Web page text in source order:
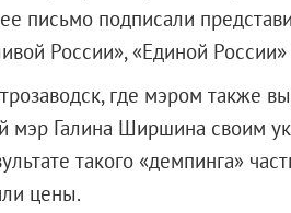
письмо подписали
России», «Единой
где мэром также
мэр Галина Ширшина своим
такого «демпинга»
цены.